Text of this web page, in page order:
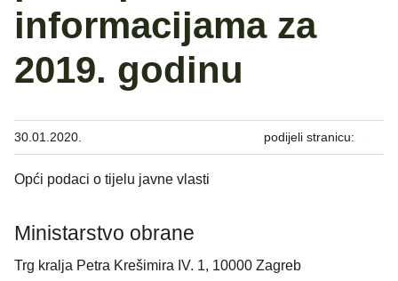
informacijama za
2019. godinu
30.01.2020. podijeli stranicu:
Opći podaci o tijelu javne vlasti
Ministarstvo obrane
Trg kralja Petra Krešimira IV. 1, 10000 Zagreb